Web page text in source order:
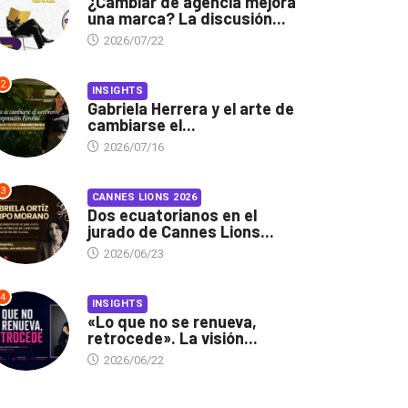
una marca? La discusión...
2026/07/22
2 INSIGHTS
Gabriela Herrera y el arte de
cambiarse el...
2026/07/16
3 CANNES LIONS 2026
Dos ecuatorianos en el
jurado de Cannes Lions...
2026/06/23
4 INSIGHTS
«Lo que no se renueva,
retrocede». La visión...
2026/06/22